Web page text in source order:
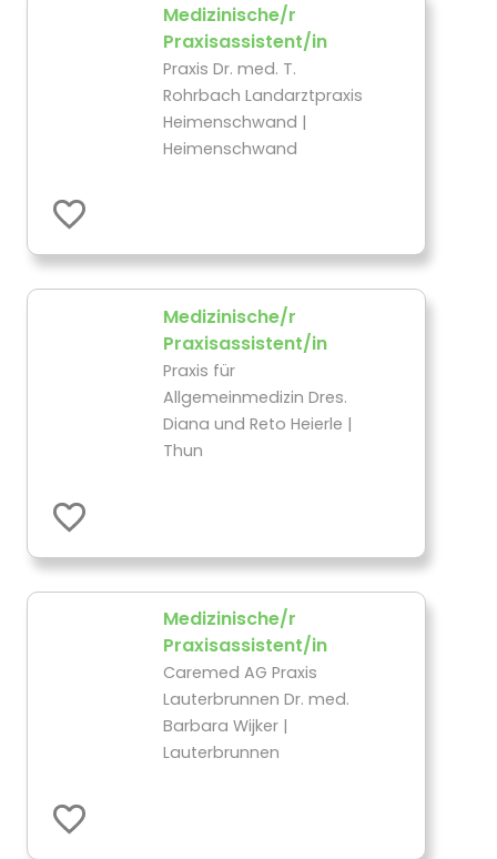
Medizinische/r
Praxisassistent/in
Praxis Dr. med. T.
Rohrbach Landarztpraxis
Heimenschwand |
Heimenschwand
Medizinische/r
Praxisassistent/in
Praxis für
Allgemeinmedizin Dres.
Diana und Reto Heierle |
Thun
Medizinische/r
Praxisassistent/in
Caremed AG Praxis
Lauterbrunnen Dr. med.
Barbara Wijker |
Lauterbrunnen